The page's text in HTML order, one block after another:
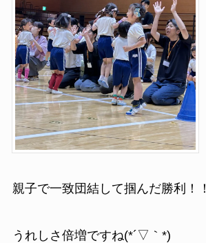
親子で一致団結して掴んだ勝利！！
うれしさ倍増ですね(*´▽｀*)